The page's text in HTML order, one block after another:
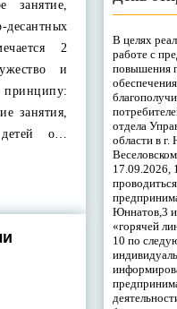
занятие,
2
и
занятия,
детей о…
В целях
работе с
повышения
отдела
области в г.
17.09.2026,
Юннатов,3 и
«горячей
10 по